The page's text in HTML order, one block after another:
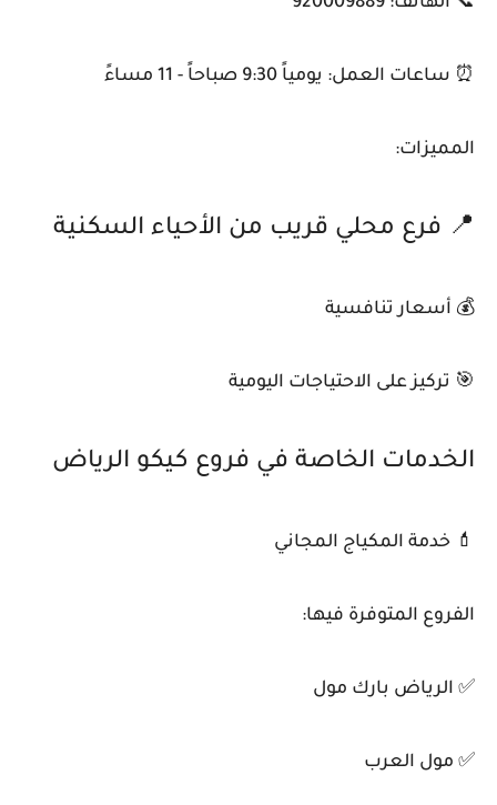
⏰ ساعات العمل: يومياً 9:30 صباحاً - 11 مساءً
المميزات:
📍 فرع محلي قريب من الأحياء السكنية
💰 أسعار تنافسية
🎯 تركيز على الاحتياجات اليومية
الخدمات الخاصة في فروع كيكو الرياض
💄 خدمة المكياج المجاني
الفروع المتوفرة فيها:
✅ الرياض بارك مول
✅ مول العرب